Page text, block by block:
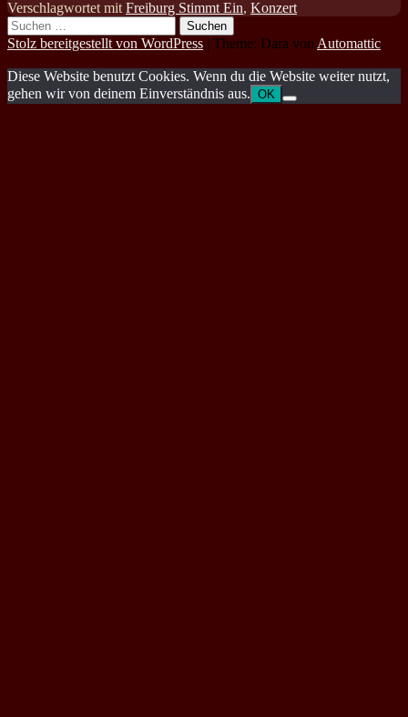
Verschlagwortet mit Freiburg Stimmt Ein, Konzert
Suchen
nach:
Stolz bereitgestellt von WordPress | Theme: Dara von Automattic.
Diese Website benutzt Cookies. Wenn du die Website weiter nutzt,
gehen wir von deinem Einverständnis aus. OK